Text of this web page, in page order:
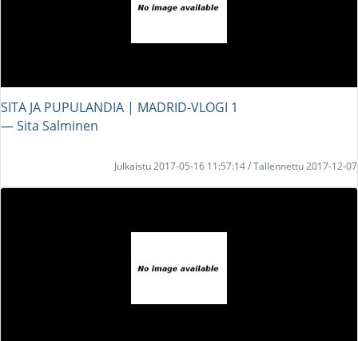
SITA JA PUPULANDIA | MADRID-VLOGI 1
― Sita Salminen
Julkaistu 2017-05-16 11:57:14 / Tallennettu 2017-12-07